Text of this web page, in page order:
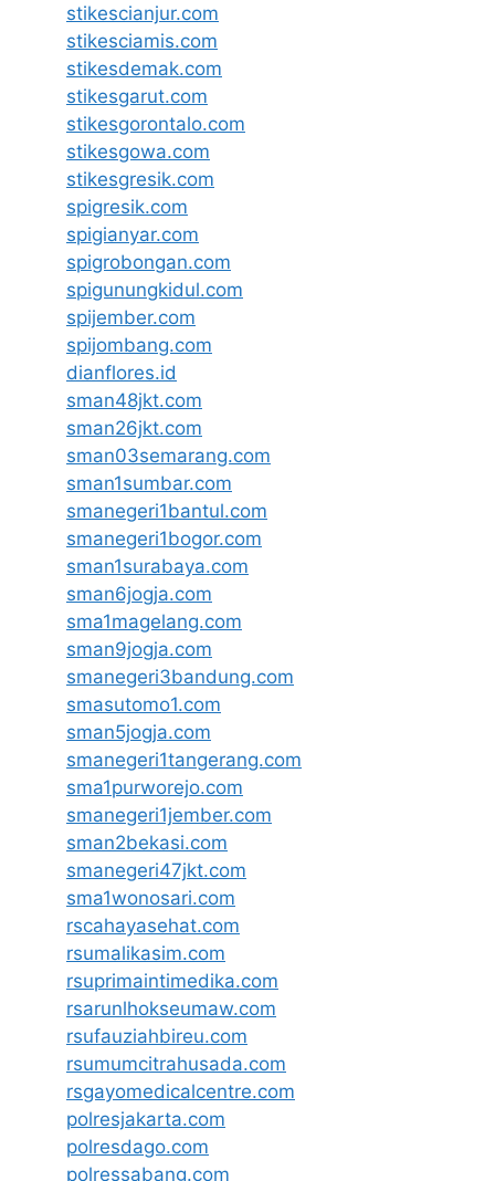
stikescianjur.com
stikesciamis.com
stikesdemak.com
stikesgarut.com
stikesgorontalo.com
stikesgowa.com
stikesgresik.com
spigresik.com
spigianyar.com
spigrobongan.com
spigunungkidul.com
spijember.com
spijombang.com
dianflores.id
sman48jkt.com
sman26jkt.com
sman03semarang.com
sman1sumbar.com
smanegeri1bantul.com
smanegeri1bogor.com
sman1surabaya.com
sman6jogja.com
sma1magelang.com
sman9jogja.com
smanegeri3bandung.com
smasutomo1.com
sman5jogja.com
smanegeri1tangerang.com
sma1purworejo.com
smanegeri1jember.com
sman2bekasi.com
smanegeri47jkt.com
sma1wonosari.com
rscahayasehat.com
rsumalikasim.com
rsuprimaintimedika.com
rsarunlhokseumaw.com
rsufauziahbireu.com
rsumumcitrahusada.com
rsgayomedicalcentre.com
polresjakarta.com
polresdago.com
polressabang.com